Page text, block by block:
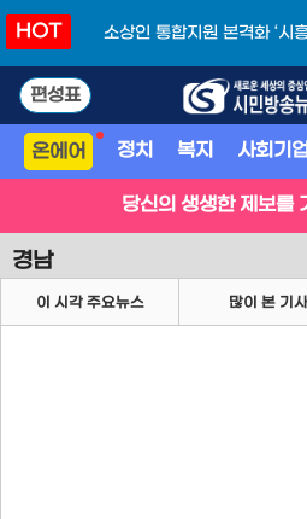
HOT
소상인 통합지원 본격화 ‘시
편성표
온에어 정치 복지 사회기업
당신의 생생한 제보를
경남
이 시각 주요뉴스 많이 본 기사